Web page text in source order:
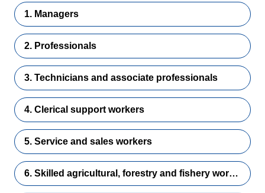
1. Managers
2. Professionals
3. Technicians and associate professionals
4. Clerical support workers
5. Service and sales workers
6. Skilled agricultural, forestry and fishery workers